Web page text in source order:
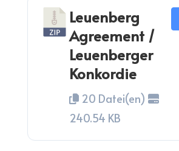
Leuenberg
Agreement /
Leuenberger
Konkordie
20 Datei(en)
240.54 KB